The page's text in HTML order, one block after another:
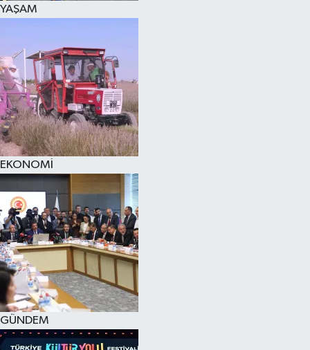
YAŞAM
EKONOMİ
GÜNDEM
KÜLTÜR SANAT
FRAGMANLAR